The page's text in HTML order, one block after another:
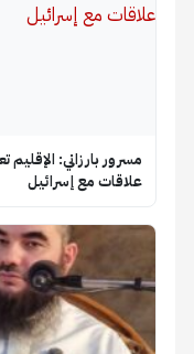
مسرور بارزاني:
علاقات مع إسرائيل